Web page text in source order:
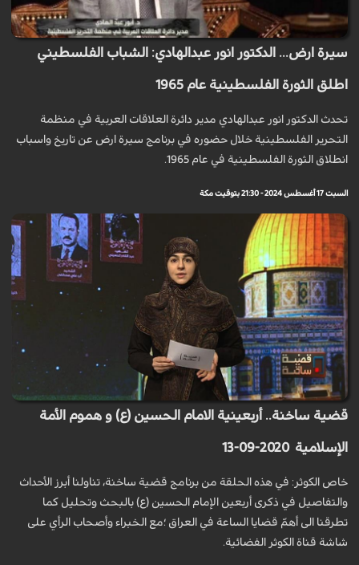
سيرة ارض... الدكتور انور عبدالهادي: الشباب الفلسطيني
اطلق الثورة الفلسطينية عام 1965
تحدث الدكتور انور عبدالهادي مدير دائرة العلاقات العربية في منظمة
التحرير الفلسطينية خلال حضوره في برنامج سيرة ارض عن تاريخ واسباب
انطلاق الثورة الفلسطينية في عام 1965.
السبت 17 أغسطس 2024 - 21:30 بتوقيت مكة
قضية ساخنة.. أربعينية الامام الحسين (ع) و هموم الأمة
الإسلامية 2020-09-13
خاص الكوثر: في هذه الحلقة من برنامج قضية ساخنة، تناولنا أبرز الأحداث
والتفاصيل في ذكرى أربعين الإمام الحسين (ع) بالبحث وتحليل كما
تطرقنا الى أهمّ قضايا الساعة في العراق ؛مع الخبراء وأصحاب الرأي على
شاشة قناة الكوثر الفضائية.